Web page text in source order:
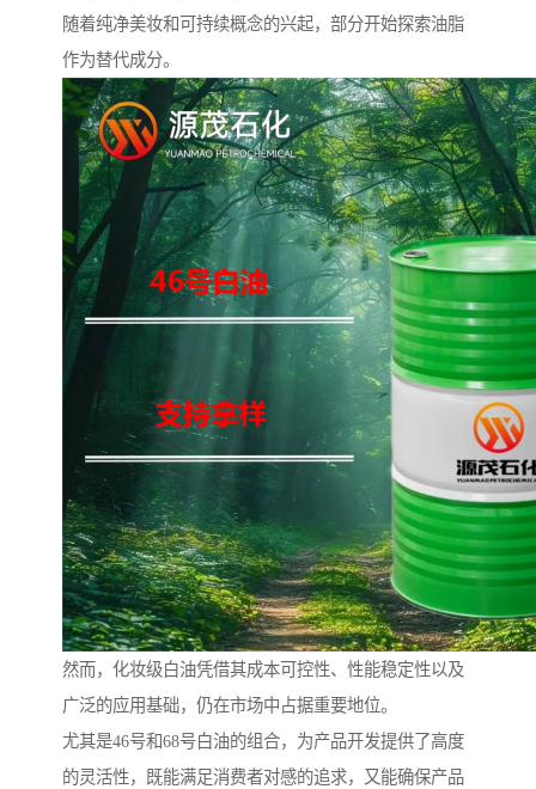
随着纯净美妆和可持续概念的兴起，部分开始探索油脂
作为替代成分。
然而，化妆级白油凭借其成本可控性、性能稳定性以及
广泛的应用基础，仍在市场中占据重要地位。
尤其是46号和68号白油的组合，为产品开发提供了高度
的灵活性，既能满足消费者对感的追求，又能确保产品